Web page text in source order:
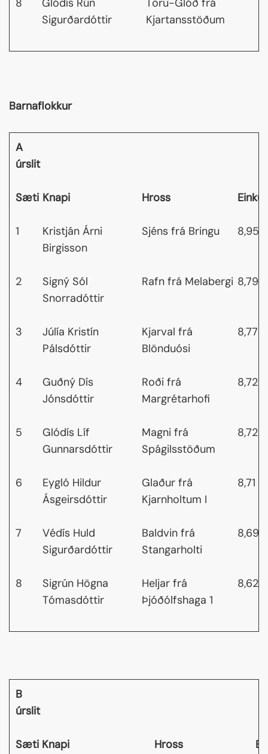
8
Glódís Rún
Sigurðardóttir
Töru-Glóð frá
Kjartansstöðum
Barnaflokkur
A
úrslit
Sæti Knapi Hross
1
Kristján Árni
Birgisson
Sjéns frá Bringu 8,95
2
Signý Sól
Snorradóttir
Rafn frá Melabergi 8,79
3
Júlía Kristín
Pálsdóttir
Kjarval frá
Blönduósi
8,77
4
Guðný Dís
Jónsdóttir
Roði frá
Margrétarhofi
8,72
5
Glódís Líf
Gunnarsdóttir
Magni frá
Spágilsstöðum
8,72
6
Eygló Hildur
Ásgeirsdóttir
Glaður frá
Kjarnholtum I
8,71
7
Védís Huld
Sigurðardóttir
Baldvin frá
Stangarholti
8,69
8
Sigrún Högna
Tómasdóttir
Heljar frá
Þjóðólfshaga 1
8,62
B
úrslit
Sæti Knapi Hross